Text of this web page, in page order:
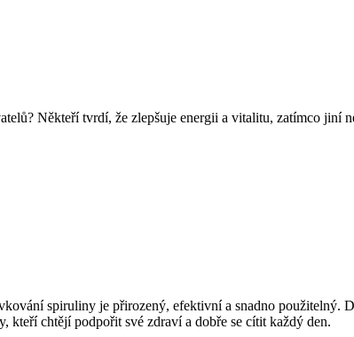
Někteří tvrdí, že zlepšuje energii a vitalitu, zatímco
spiruliny je přirozený, efektivní a snadno použitelný.
kteří chtějí podpořit své zdraví a dobře se cítit každý den.